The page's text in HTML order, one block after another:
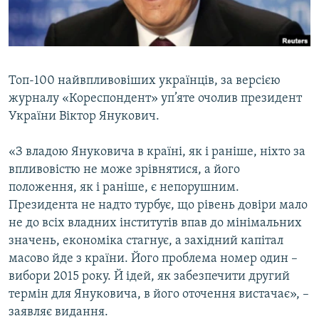
ВІДЕОУРОКИ «ELIFBE»
СВІДЧЕННЯ ОКУПАЦІЇ
Русский
Qırımtatar
Усі сайти RFE/RL
Топ-100 найвпливовіших українців, за версією
журналу «Кореспондент» уп’яте очолив президент
України Віктор Янукович.
«З владою Януковича в країні, як і раніше, ніхто за
впливовістю не може зрівнятися, а його
положення, як і раніше, є непорушним.
Президента не надто турбує, що рівень довіри мало
не до всіх владних інститутів впав до мінімальних
значень, економіка стагнує, а західний капітал
масово йде з країни. Його проблема номер один –
вибори 2015 року. Й ідей, як забезпечити другий
термін для Януковича, в його оточення вистачає», –
заявляє видання.